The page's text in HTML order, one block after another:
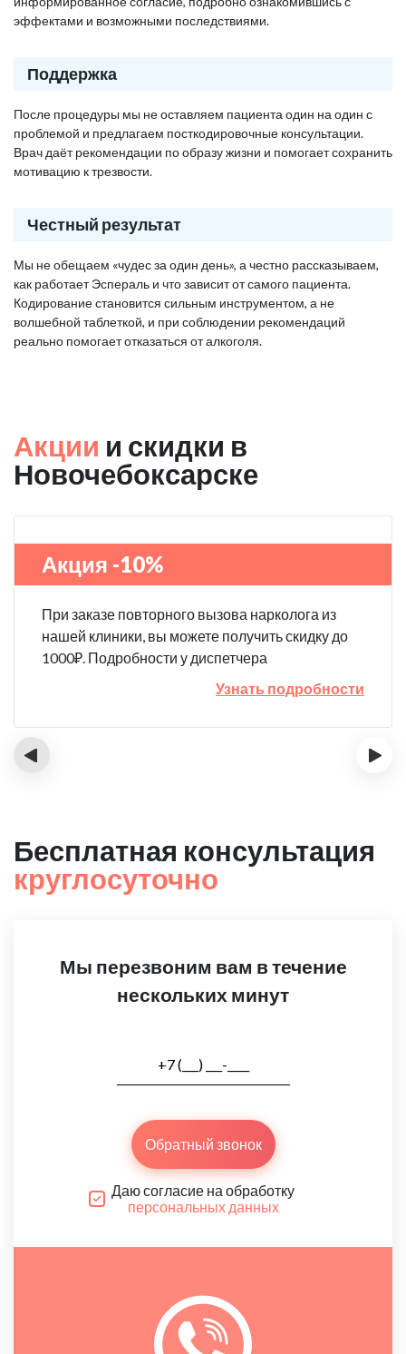
эффектами и возможными последствиями.
Поддержка
После процедуры мы не оставляем пациента один на один с
проблемой и предлагаем посткодировочные консультации.
Врач даёт рекомендации по образу жизни и помогает сохранить
мотивацию к трезвости.
Честный результат
Мы не обещаем «чудес за один день», а честно рассказываем,
как работает Эспераль и что зависит от самого пациента.
Кодирование становится сильным инструментом, а не
волшебной таблеткой, и при соблюдении рекомендаций
реально помогает отказаться от алкоголя.
Акции и скидки в
Новочебоксарске
Акция -10%
При заказе повторного вызова нарколога из
нашей клиники, вы можете получить скидку до
1000₽. Подробности у диспетчера
Узнать подробности
‹ ›
Бесплатная консультация
круглосуточно
Мы перезвоним вам в течение
нескольких минут
Обратный звонок
Даю согласие на обработку
персональных данных